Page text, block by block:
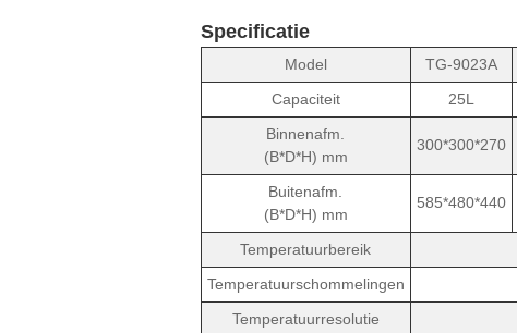
Specificatie
Model TG-9023A
Capaciteit
25L
Binnenafm.
(B*D*H) mm
300*300*270
Buitenafm.
(B*D*H) mm
585*480*440
Temperatuurbereik
Temperatuurschommelingen
Temperatuurresolutie